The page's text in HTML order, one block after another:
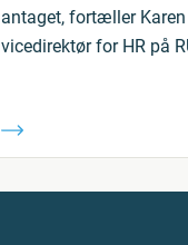
antaget, fortæller Karen
vicedirektør for HR på